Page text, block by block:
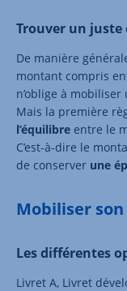
Trouver un
De manière
montant compris
n’oblige à
Mais la première
l’équilibre entre le
C’est-à-dire le
de conserver une
Mobiliser
Les différentes
Livret A, Livret